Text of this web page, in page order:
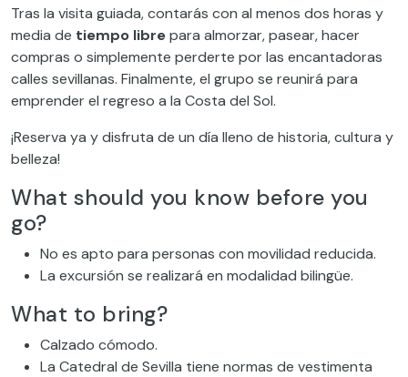
Tras la visita guiada, contarás con al menos dos horas y
media de tiempo librepara almorzar, pasear, hacer
compras o simplemente perderte por las encantadoras
calles sevillanas. Finalmente, el grupo se reunirá para
emprender el regreso a la Costa del Sol.
¡Reserva ya y disfruta de un día lleno de historia, cultura y
belleza!
What should you know before you
go?
No es apto para personas con movilidad reducida.
La excursión se realizará en modalidad bilingüe.
What to bring?
Calzado cómodo.
La Catedral de Sevilla tiene normas de vestimenta